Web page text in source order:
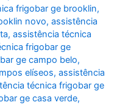
frigobar ge brooklin,
novo,assistência
,assistência técnica
frigobar ge
ge campo belo,
elíseos,assistência
técnica frigobar ge
ge casa verde,